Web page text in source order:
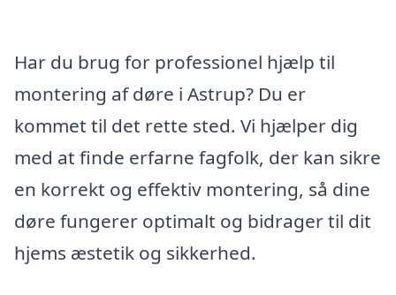
Har du brug for professionel hjælp til
montering af døre i Astrup? Du er
kommet til det rette sted. Vi hjælper dig
med at finde erfarne fagfolk, der kan sikre
en korrekt og effektiv montering, så dine
døre fungerer optimalt og bidrager til dit
hjems æstetik og sikkerhed.